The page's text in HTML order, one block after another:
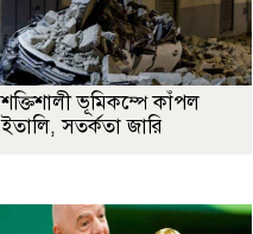
শক্তিশালী ভূমিকম্পে কাঁপল
ইতালি, সতর্কতা জারি